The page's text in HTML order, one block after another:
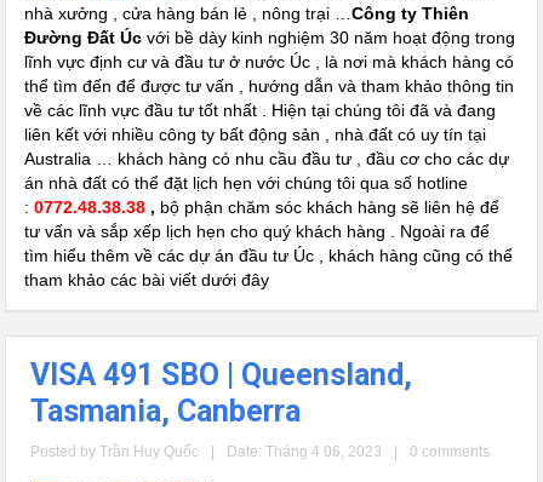
nhà xưởng , cửa hàng bán lẻ , nông trại …Công ty Thiên
Đường Đất Úc với bề dày kinh nghiệm 30 năm hoạt động trong
lĩnh vực định cư và đầu tư ở nước Úc , là nơi mà khách hàng có
thể tìm đến để được tư vấn , hướng dẫn và tham khảo thông tin
về các lĩnh vực đầu tư tốt nhất . Hiện tại chúng tôi đã và đang
liên kết với nhiều công ty bất động sản , nhà đất có uy tín tại
Australia … khách hàng có nhu cầu đầu tư , đầu cơ cho các dự
án nhà đất có thể đặt lịch hẹn với chúng tôi qua số hotline
:0772.48.38.38 , bộ phận chăm sóc khách hàng sẽ liên hệ để
tư vấn và sắp xếp lịch hẹn cho quý khách hàng . Ngoài ra để
tìm hiểu thêm về các dự án đầu tư Úc , khách hàng cũng có thể
tham khảo các bài viết dưới đây
VISA 491 SBO | Queensland,
Tasmania, Canberra
Posted byTrần Huy Quốc Date: Tháng 4 06, 2023 0 comments